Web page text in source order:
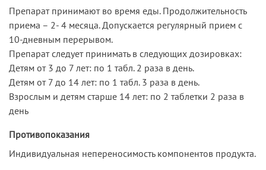
Препарат принимают во время еды. Продолжительность
приема – 2- 4 месяца. Допускается регулярный прием с
10-дневным перерывом.
Препарат следует принимать в следующих дозировках:
Детям от 3 до 7 лет: по 1 табл. 2 раза в день.
Детям от 7 до 14 лет: по 1 табл. 3 раза в день.
Взрослым и детям старше 14 лет: по 2 таблетки 2 раза в
день
Противопоказания
Индивидуальная непереносимость компонентов продукта.